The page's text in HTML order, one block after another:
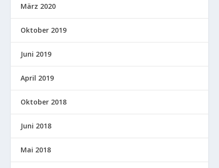
März 2020
Oktober 2019
Juni 2019
April 2019
Oktober 2018
Juni 2018
Mai 2018